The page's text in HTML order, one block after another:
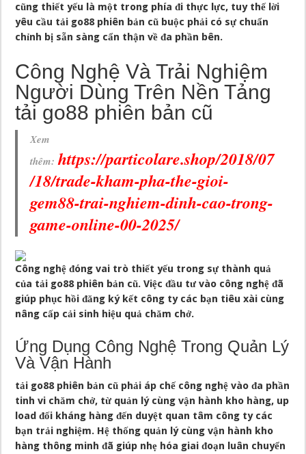
cũng thiết yếu là một trong phía đi thực lực, tuy thế lời
yêu cầu tải go88 phiên bản cũ buộc phải có sự chuẩn
chỉnh bị sẵn sàng cẩn thận về đa phần bên.
Công Nghệ Và Trải Nghiệm
Người Dùng Trên Nền Tảng
tải go88 phiên bản cũ
Xem
thêm:https://particolare.shop/2018/07
/18/trade-kham-pha-the-gioi-
gem88-trai-nghiem-dinh-cao-trong-
game-online-00-2025/
Công nghệ đóng vai trò thiết yếu trong sự thành quả
của tải go88 phiên bản cũ. Việc đầu tư vào công nghệ đã
giúp phục hồi đăng ký kết công ty các bạn tiêu xài cùng
nâng cấp cải sinh hiệu quả chăm chở.
Ứng Dụng Công Nghệ Trong Quản Lý
Và Vận Hành
tải go88 phiên bản cũ phải áp chế công nghệ vào đa phần
tinh vi chăm chở, từ quản lý cùng vận hành kho hàng, up
load đối kháng hàng đến duyệt quan tâm công ty các
bạn trải nghiệm. Hệ thống quản lý cùng vận hành kho
hàng thông minh đã giúp nhẹ hóa giai đoạn luân chuyển